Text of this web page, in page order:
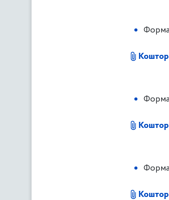
Форма
Форма